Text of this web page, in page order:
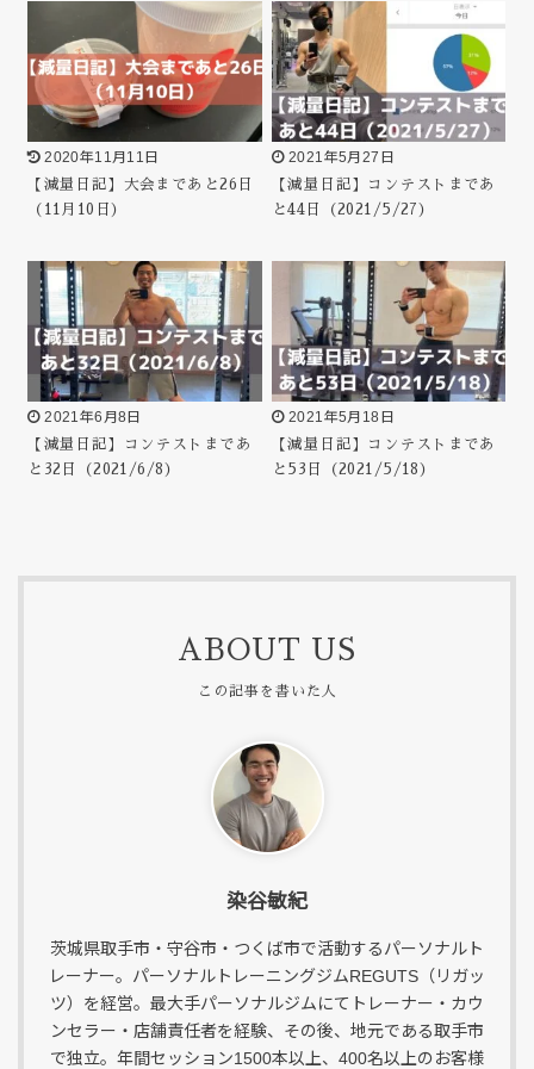
2020年11月11日
【減量日記】大会まであと26日
（11月10日）
2021年5月27日
【減量日記】コンテストまであ
と44日（2021/5/27）
2021年6月8日
【減量日記】コンテストまであ
と32日（2021/6/8）
2021年5月18日
【減量日記】コンテストまであ
と53日（2021/5/18）
ABOUT US
染谷敏紀
茨城県取手市・守谷市・つくば市で活動するパーソナルト
レーナー。パーソナルトレーニングジムREGUTS（リガッ
ツ）を経営。最大手パーソナルジムにてトレーナー・カウ
ンセラー・店舗責任者を経験、その後、地元である取手市
で独立。年間セッション1500本以上、400名以上のお客様